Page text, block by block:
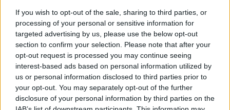
If you wish to opt-out of the sale, sharing to third parties, or
processing of your personal or sensitive information for
targeted advertising by us, please use the below opt-out
section to confirm your selection. Please note that after your
opt-out request is processed you may continue seeing
interest-based ads based on personal information utilized by
us or personal information disclosed to third parties prior to
your opt-out. You may separately opt-out of the further
disclosure of your personal information by third parties on the
Az 1910 körül festett Csendélet a San Fransisco-i Panama-
Pacific International Exposition című kiállításon volt látható
1915-ben, nem véletlenül, hiszen megmutatja, hogy Márffy
hogyan illeszkedett bele a nemzetközi trendbe azzal, hogy
a fauve-ok színeit, szabadabb ecsetkezelését a cézanne-i
térszerkesztéssel egyesítette. Most 4 500 000 Ft a
kikiáltási ára. Még korábbi, 1906 körül készült a